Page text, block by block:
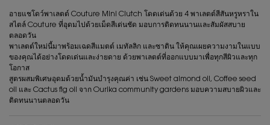
อายแชโดว์พาเลตต์ Couture Mini Clutch โดดเด่นด้วย 4 พาเลตต์สีสันหรูหราใน
สไตล์ Couture ที่อุดมไปด้วยเม็ดสีเด่นชัด มอบการติดทนนานและสัมผัสสบาย
ตลอดวัน
พาเลตต์ใหม่นี้มาพร้อมเฉดสีแมตต์ เมทัลลิก และซาติน ให้คุณเผยความงามในแบบ
ของคุณได้อย่างโดดเด่นและง่ายดาย ด้วยพาเลตต์ที่ออกแบบมาเพื่อทุกสีผิวและทุก
โอกาส
สูตรผสมพิเศษอุดมด้วยน้ำมันบำรุงคุณค่า เช่น Sweet almond oil, Coffee seed
oil และ Cactus fig oil จาก Ourika community gardens มอบความสบายผิวและ
ติดทนนานตลอดวัน